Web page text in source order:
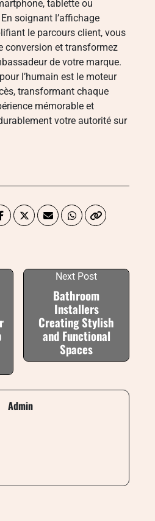
tablette ou
soignant l’affichage
le parcours client, vous
conversion et transformez
de votre marque.
l’humain est le moteur
transformant chaque
mémorable et
votre autorité sur
Next Post
Bathroom
Installers
Creating Stylish
and Functional
Spaces
Admin